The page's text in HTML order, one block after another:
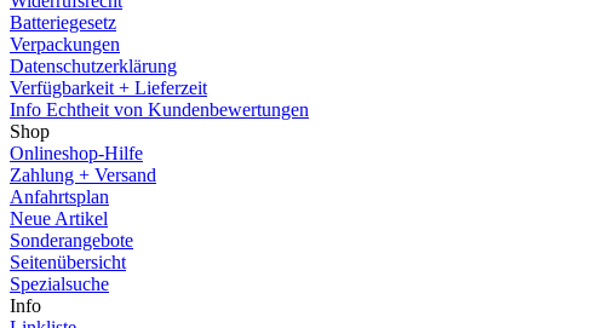
Batteriegesetz
Verpackungen
Datenschutzerklärung
Verfügbarkeit + Lieferzeit
Info Echtheit von Kundenbewertungen
Shop
Onlineshop-Hilfe
Zahlung + Versand
Anfahrtsplan
Neue Artikel
Sonderangebote
Seitenübersicht
Spezialsuche
Info